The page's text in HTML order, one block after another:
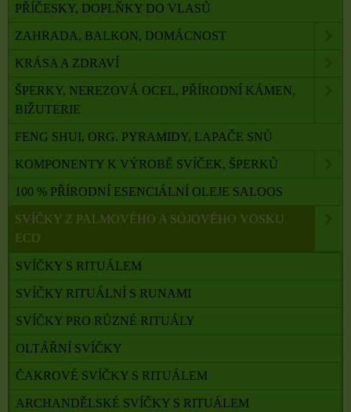
PŘÍČESKY, DOPLŇKY DO VLASŮ
ZAHRADA, BALKON, DOMÁCNOST
KRÁSA A ZDRAVÍ
ŠPERKY, NEREZOVÁ OCEL, PŘÍRODNÍ KÁMEN,
BIŽUTERIE
FENG SHUI, ORG. PYRAMIDY, LAPAČE SNŮ
KOMPONENTY K VÝROBĚ SVÍČEK, ŠPERKŮ
100 % PŘÍRODNÍ ESENCIÁLNÍ OLEJE SALOOS
SVÍČKY Z PALMOVÉHO A SÓJOVÉHO VOSKU
ECO
SVÍČKY S RITUÁLEM
SVÍČKY RITUÁLNÍ S RUNAMI
SVÍČKY PRO RŮZNÉ RITUÁLY
OLTÁŘNÍ SVÍČKY
ČAKROVÉ SVÍČKY S RITUÁLEM
ARCHANDĚLSKÉ SVÍČKY S RITUÁLEM